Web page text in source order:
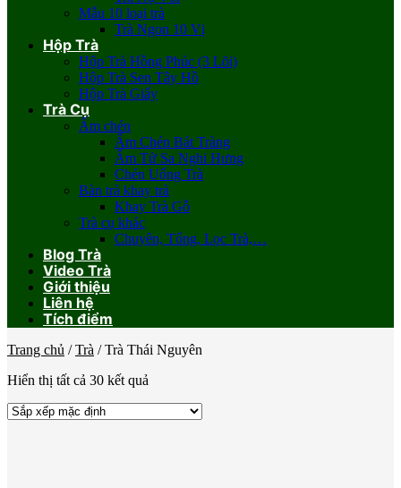
Mẫu 10 loại trà
Trà Ngon 10 Vị
Hộp Trà
Hộp Trà Hồng Phúc (3 Lõi)
Hộp Trà Sen Tây Hồ
Hộp Trà Giấy
Trà Cụ
Ấm chén
Ấm Chén Bát Tràng
Ấm Tử Sa Nghi Hưng
Chén Uống Trà
Bàn trà khay trà
Khay Trà Gỗ
Trà cụ khác
Chuyên, Tống, Lọc Trà,…
Blog Trà
Video Trà
Giới thiệu
Liên hệ
Tích điểm
Trang chủ / Trà /Trà Thái Nguyên
Hiển thị tất cả 30 kết quả